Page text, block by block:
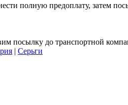
полную предоплату, затем
посылку до транспортной
| Серьги